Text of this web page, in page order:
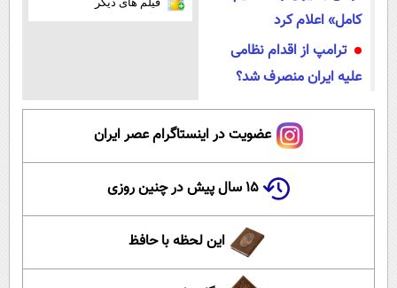
کامل» اعلام کرد
ترامپ از اقدام نظامی
علیه ایران منصرف شد؟
عضویت در اینستاگرام عصر ایران
۱۵ سال پیش در چنین روزی
این لحظه با حافظ